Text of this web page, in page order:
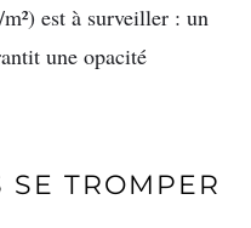
est à surveiller : un
une opacité
SE TROMPER